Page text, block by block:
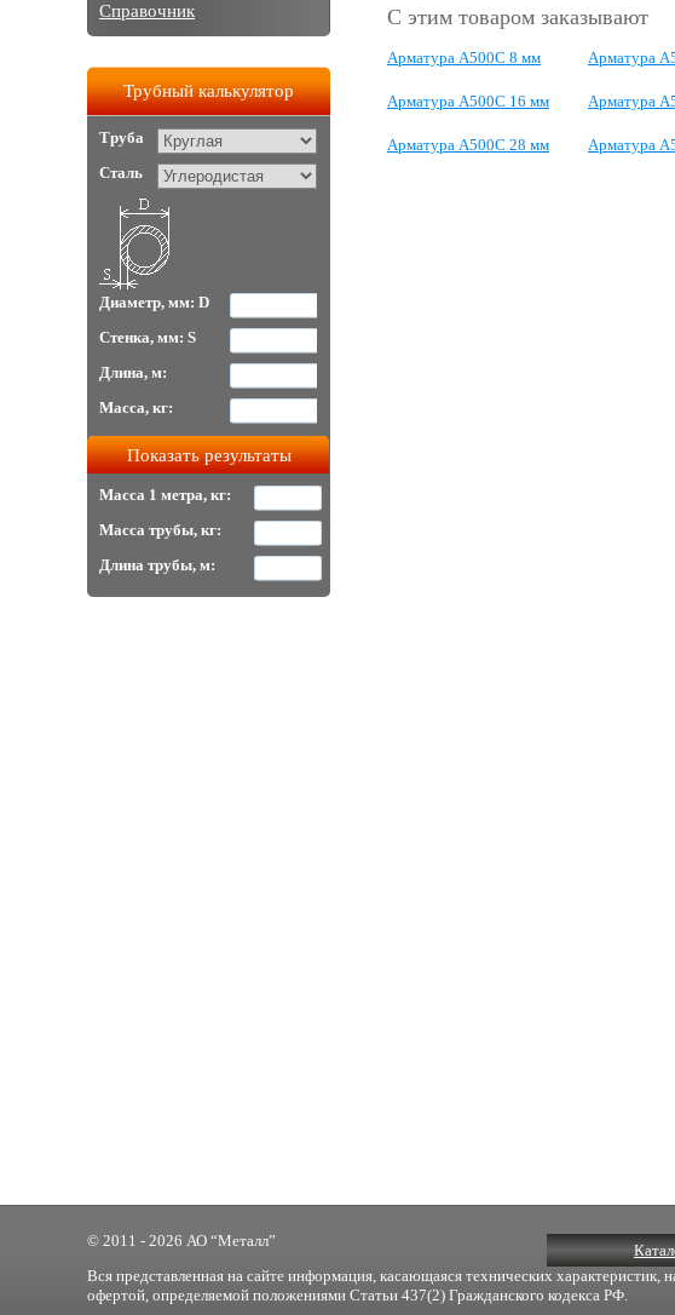
С этим товаром заказывают
Арматура А500С 8 мм Арматура
Арматура А500С 16 мм Арматура
Арматура А500С 28 мм Арматура
Справочник
Трубный калькулятор
Труба
Сталь
Диаметр, мм: D
Стенка, мм: S
Длина, м:
Масса, кг:
Масса 1 метра, кг:
Масса трубы, кг:
Длина трубы, м:
© 2011 - 2026 АО “Металл”
Вся представленная на сайте информация, касающаяся технических
офертой, определяемой положениями Статьи 437(2) Гражданского кодекса РФ.